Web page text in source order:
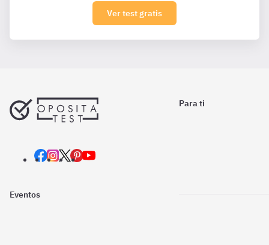
Ver test gratis
Para ti
Eventos